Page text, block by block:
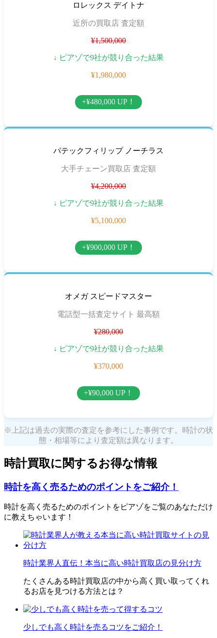
ロレックス デイトナ
近所の買取店 査定額
¥1,500,000
↓ ピアゾで9社が競り合った結果
¥1,980,000
+¥480,000 UP！
パテックフィリップ ノーチラス
大手チェーン買取店 査定額
¥4,200,000
↓ ピアゾで9社が競り合った結果
¥5,100,000
+¥900,000 UP！
オメガ スピードマスター
電話型一括査定サイト 最高額
¥280,000
↓ ピアゾで9社が競り合った結果
¥370,000
+¥90,000 UP！
※上記は過去の実際の査定を参考にした事例です。時計の状
態・相場等により査定額は異なります。
時計買取に関するお得な情報
時計を高く売るためのポイントをご紹介！
時計を高く売るためのポイントをピアゾをご覧のあなただけ
に教えちゃいます！
時計業界人直伝！本当に高い時計買取店の見分け方
たくさんある時計買取店の中から高く買い取ってくれ
るお店を見つける方法とは？
少しでも高く時計を売るコツをご紹介！